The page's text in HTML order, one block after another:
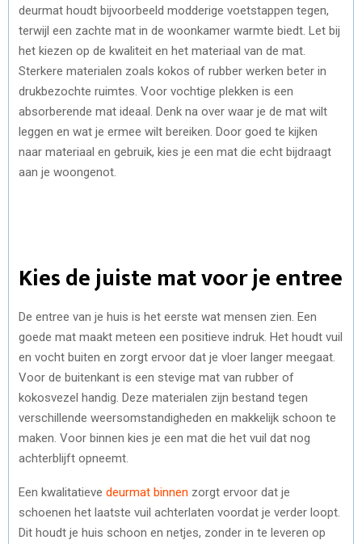
deurmat houdt bijvoorbeeld modderige voetstappen tegen,
terwijl een zachte mat in de woonkamer warmte biedt. Let bij
het kiezen op de kwaliteit en het materiaal van de mat.
Sterkere materialen zoals kokos of rubber werken beter in
drukbezochte ruimtes. Voor vochtige plekken is een
absorberende mat ideaal. Denk na over waar je de mat wilt
leggen en wat je ermee wilt bereiken. Door goed te kijken
naar materiaal en gebruik, kies je een mat die echt bijdraagt
aan je woongenot.
Kies de juiste mat voor je entree
De entree van je huis is het eerste wat mensen zien. Een
goede mat maakt meteen een positieve indruk. Het houdt vuil
en vocht buiten en zorgt ervoor dat je vloer langer meegaat.
Voor de buitenkant is een stevige mat van rubber of
kokosvezel handig. Deze materialen zijn bestand tegen
verschillende weersomstandigheden en makkelijk schoon te
maken. Voor binnen kies je een mat die het vuil dat nog
achterblijft opneemt.
Een kwalitatieve deurmat binnen zorgt ervoor dat je
schoenen het laatste vuil achterlaten voordat je verder loopt.
Dit houdt je huis schoon en netjes, zonder in te leveren op